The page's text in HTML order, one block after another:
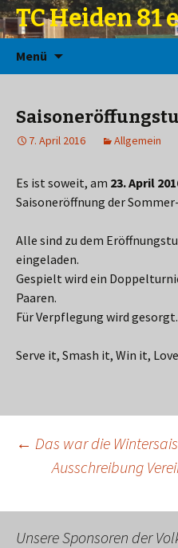
TC Heiden 81
Menü
7. April 2016 Allgemein
Es ist soweit, am 23. April
Saisoneröffnung der
Alle sind zu dem
eingeladen.
Gespielt wird ein
Paaren.
Für Verpflegung wird gesorgt.
Serve it, Smash it, Win it,
← Das war die
Ausschreibung
Unsere Sponsoren der